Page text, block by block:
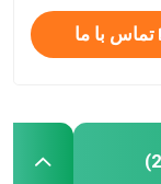
تماس با ما